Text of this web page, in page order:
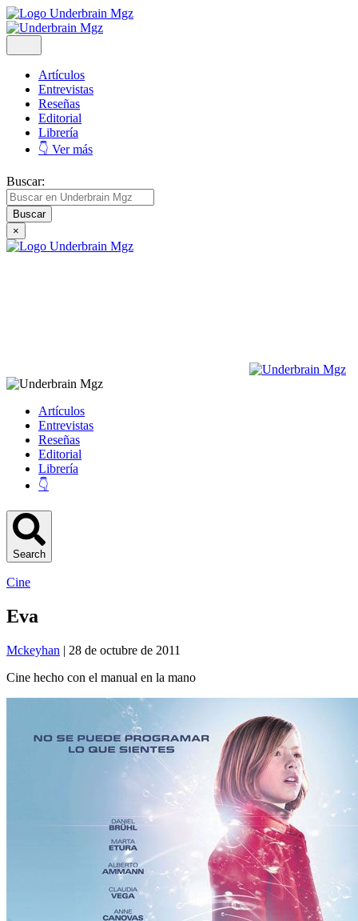
Artículos
Entrevistas
Reseñas
Editorial
Librería
👇 Ver más
Buscar:
×
Artículos
Entrevistas
Reseñas
Editorial
Librería
👇
Search
Cine
Eva
Mckeyhan | 28 de octubre de 2011
Cine hecho con el manual en la mano